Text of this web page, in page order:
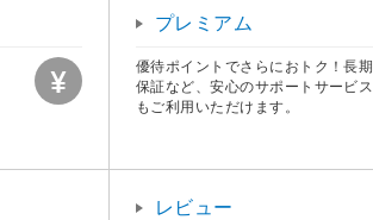
プレミアム
優待ポイントでさらにおトク！長期
保証など、安心のサポートサービス
もご利用いただけます。
レビュー